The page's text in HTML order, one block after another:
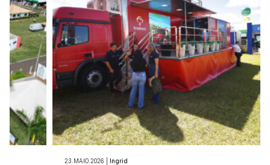
23.MAIO.2026 | Ingrid